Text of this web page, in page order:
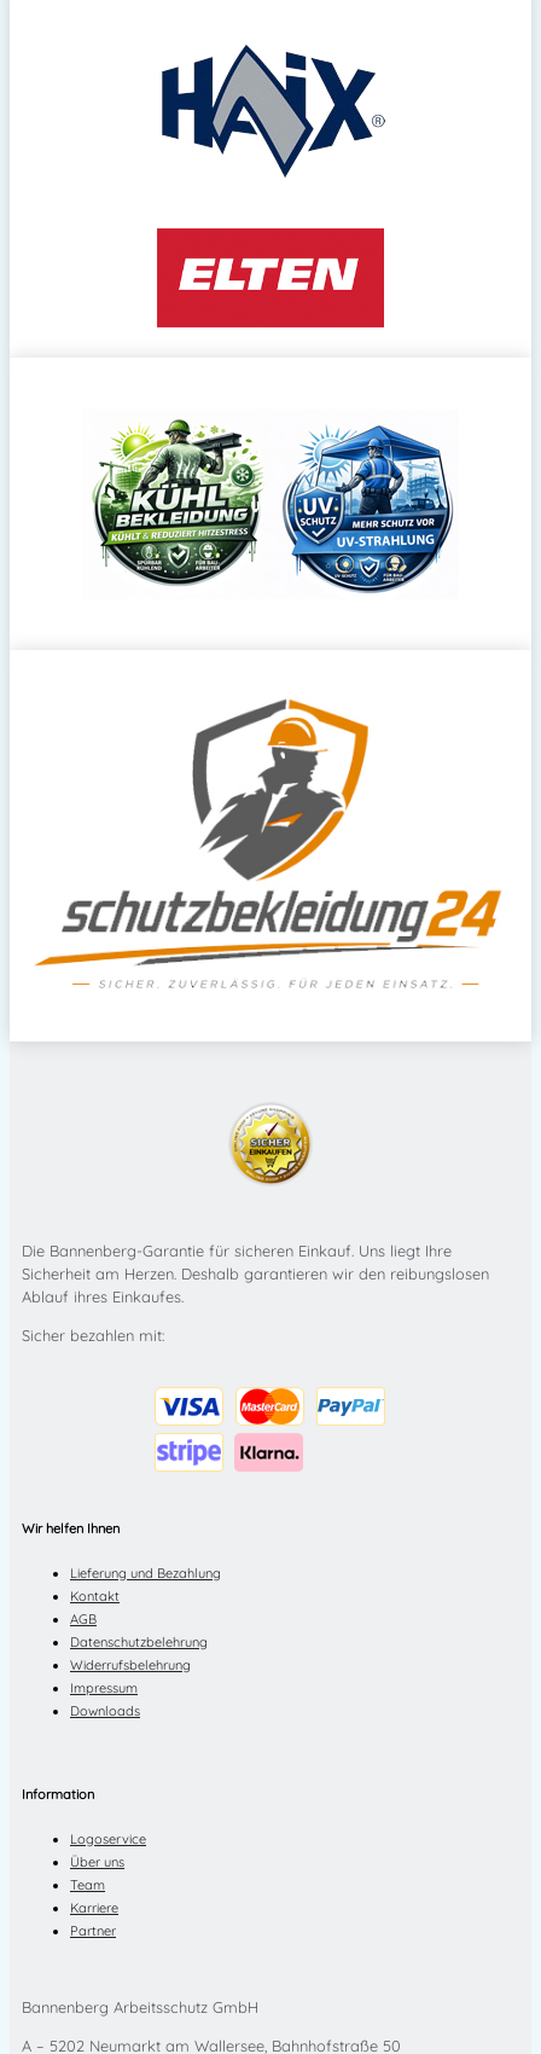
Die Bannenberg-Garantie für sicheren Einkauf. Uns liegt Ihre
Sicherheit am Herzen. Deshalb garantieren wir den reibungslosen
Ablauf ihres Einkaufes.
Sicher bezahlen mit:
Wir helfen Ihnen
Lieferung und Bezahlung
Kontakt
AGB
Datenschutzbelehrung
Widerrufsbelehrung
Impressum
Downloads
Information
Logoservice
Über uns
Team
Karriere
Partner
Bannenberg Arbeitsschutz GmbH
A – 5202 Neumarkt am Wallersee, Bahnhofstraße 50